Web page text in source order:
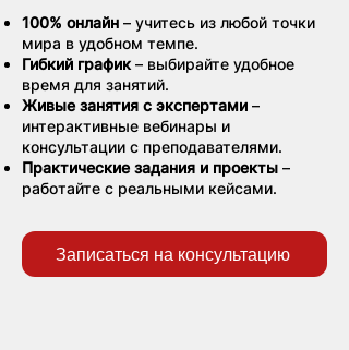
100% онлайн – учитесь из любой точки
мира в удобном темпе.
Гибкий график – выбирайте удобное
время для занятий.
Живые занятия с экспертами –
интерактивные вебинары и
консультации с преподавателями.
Практические задания и проекты –
работайте с реальными кейсами.
Записаться на консультацию